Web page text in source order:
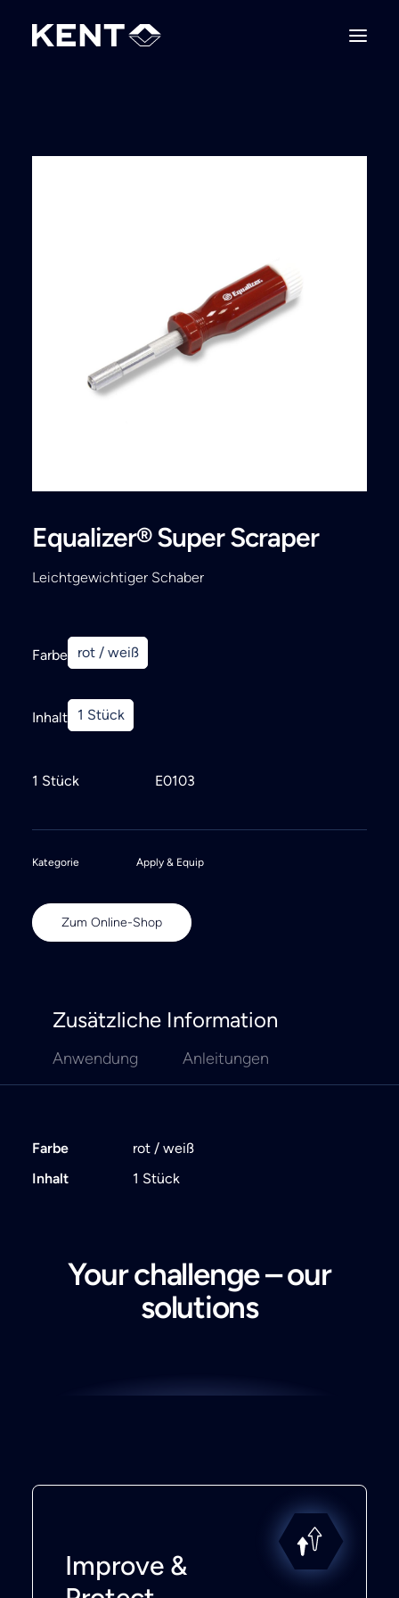
Equalizer® Super Scraper
Leichtgewichtiger Schaber
Farbe rot / weiß
Inhalt 1 Stück
1 Stück E0103
Kategorie Apply & Equip
Zum Online-Shop
Zusätzliche Information
Anwendung Anleitungen
Farbe
rot / weiß
Inhalt
1 Stück
Your challenge – our
solutions
Improve &